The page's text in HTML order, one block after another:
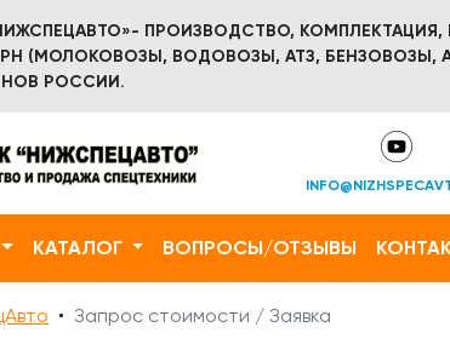
ПРОИЗВОДСТВО,
(МОЛОКОВОЗЫ, ВОДОВОЗЫ, АТЗ, БЕНЗОВОЗЫ,
РОССИИ.
КАТАЛОГ ВОПРОСЫ/ОТЗЫВЫ
Запрос стоимости / Заявка